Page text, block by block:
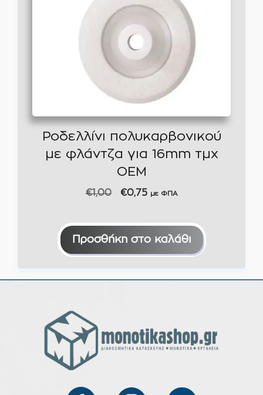
Ροδελλίνι πολυκαρβονικού
με φλάντζα για 16mm τμχ
OEM
€1,00
Original
was:
€1,00.
€0,75Η
τιμή
είναι:
με ΦΠΑ
Προσθήκη στο καλάθι